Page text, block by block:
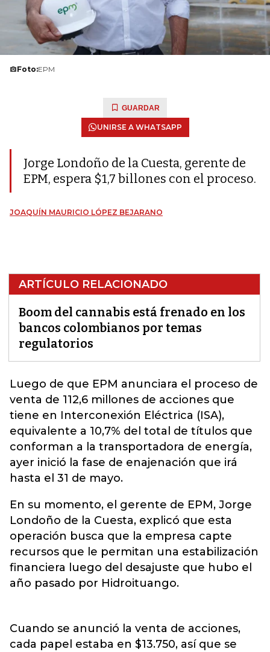
Foto:EPM
GUARDAR
UNIRSE A WHATSAPP
Jorge Londoño de la Cuesta, gerente de
EPM, espera $1,7 billones con el proceso.
JOAQUÍN MAURICIO LÓPEZ BEJARANO
ARTÍCULO RELACIONADO
Boom del cannabis está frenado en los
bancos colombianos por temas
regulatorios
Luego de que EPM anunciara el proceso de
venta de 112,6 millones de acciones que
tiene en Interconexión Eléctrica (ISA),
equivalente a 10,7% del total de títulos que
conforman a la transportadora de energía,
ayer inició la fase de enajenación que irá
hasta el 31 de mayo.
En su momento, el gerente de EPM, Jorge
Londoño de la Cuesta, explicó que esta
operación busca que la empresa capte
recursos que le permitan una estabilización
financiera luego del desajuste que hubo el
año pasado por Hidroituango.
Cuando se anunció la venta de acciones,
cada papel estaba en $13.750, así que se